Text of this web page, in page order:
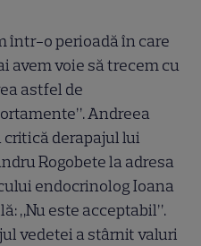
într-o perioadă în care
avem voie să trecem cu
astfel de
Andreea
critică derapajul lui
Rogobete la adresa
endocrinolog Ioana
„Nu este acceptabil”.
vedetei a stârnit valuri